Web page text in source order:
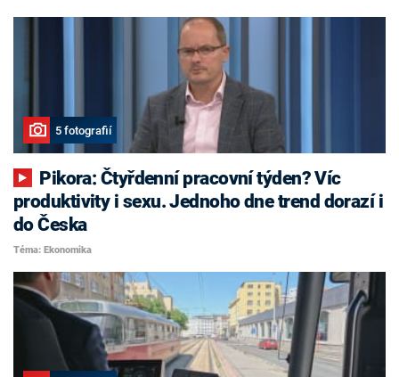
5 fotografií
produktivity i sexu. Jednoho dne trend dorazí i
do Česka
Téma: Ekonomika